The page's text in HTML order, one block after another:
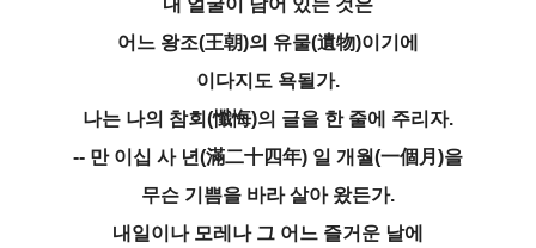
내 얼굴이 남어 있는 것은
어느 왕조(王朝)의 유물(遺物)이기에
이다지도 욕될가.
나는 나의 참회(懺悔)의 글을 한 줄에 주리자.
-- 만 이십 사 년(滿二十四年) 일 개월(一個月)을
무슨 기쁨을 바라 살아 왔든가.
내일이나 모레나 그 어느 즐거운 날에